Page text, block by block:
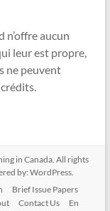
n’offre aucun
leur est propre,
ne peuvent
in Canada. All rights
by: WordPress.
Brief Issue Papers
Contact Us En